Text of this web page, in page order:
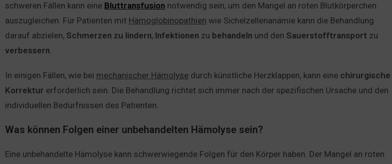
schweren Fällen kann eine Bluttransfusion notwendig sein, um den Mangel an roten Blutkörperchen
auszugleichen. Für Patienten mit Hämoglobinopathien wie Sichelzellenanämie kann die Behandlung
darauf abzielen, Schmerzen zu lindern, Infektionen zu behandeln und den Sauerstofftransport zu
verbessern.
In einigen Fällen, wie bei mechanischer Hämolyse durch künstliche Herzklappen, kann eine chirurgische
Korrektur erforderlich sein. Die Behandlung richtet sich immer nach der spezifischen Ursache und den
individuellen Bedürfnissen des Patienten.
Was können Folgen einer unbehandelten Hämolyse sein?
Eine unbehandelte Hämolyse kann schwerwiegende Folgen für den Körper haben. Der Mangel an roten